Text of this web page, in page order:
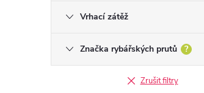
Vrhací zátěž
Značka rybářských prutů ?
Zrušit filtry